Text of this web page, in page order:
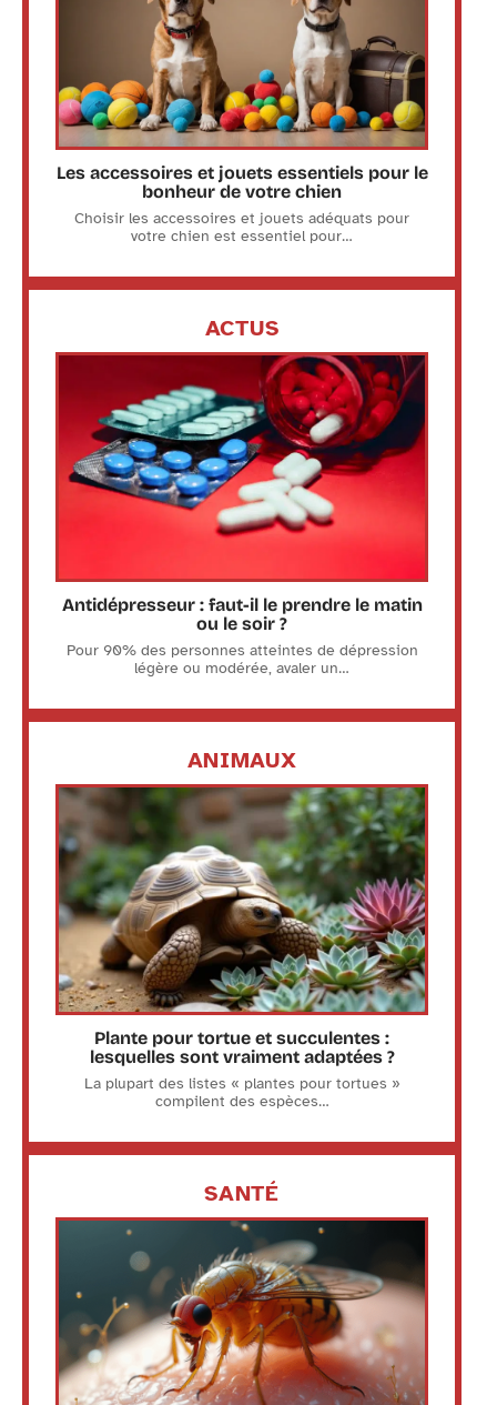
Les accessoires et jouets essentiels pour le
bonheur de votre chien
Choisir les accessoires et jouets adéquats pour
votre chien est essentiel pour…
ACTUS
Antidépresseur : faut-il le prendre le matin
ou le soir ?
Pour 90% des personnes atteintes de dépression
légère ou modérée, avaler un…
ANIMAUX
Plante pour tortue et succulentes :
lesquelles sont vraiment adaptées ?
La plupart des listes « plantes pour tortues »
compilent des espèces…
SANTÉ